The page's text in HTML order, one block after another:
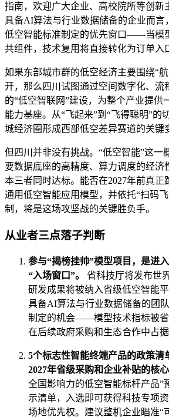
指南，欢迎广大企业、高校院所等创新
具备AI算法与行业数据储备的企业而言
低空智能标准制定的优先窗口——当模
共组件，技术复用将直接转化为订单入
如果东部城市群的低空经济主要围绕“
开，那么四川试图通过空间数字化、流
的“低空智联网”建设，为整个产业提供
能力基座。从“飞起来”到“飞得聪明”的
城经济圈形成西部低空差异赛道的关键
但四川并非没有挑战。“低空智能”这一
要数据底座的高精度、算力调度的经济
本三者同时达标。能否在2027年前真正
通用低空智能应用模型，并依托“扫码
制，将是这场攻坚战的关键胜负手。
从业者三点落子判断
参与“揭榜挂帅”模型项目，是进
“入场窗口”。
省科技厅将发布世
研发成果将被纳入省级低空智能
具备AI算法与行业数据储备的团
制定的机会——模型技术指标被
在后续政府采购和生态合作中占据
5个标志性智能终端产品的政策清
2027年省级采购和企业补贴的核心
全国影响力的低空智能标杆产品”
示清单，入选即可获得科技专项
场地优先权。建议整机企业瞄准“